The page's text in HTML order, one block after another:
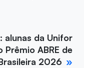
alunas da Unifor
ABRE de
2026